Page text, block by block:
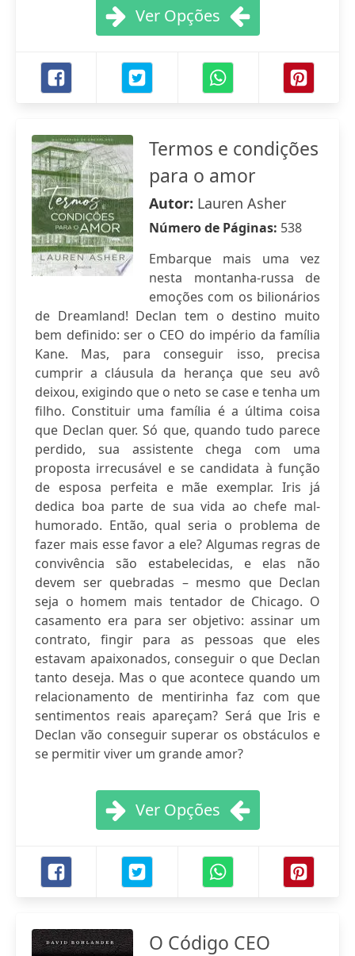
Ver Opções
Termos e condições
para o amor
Autor: Lauren Asher
Número de Páginas: 538
Embarque mais uma vez
nesta montanha-russa de
emoções com os bilionários
de Dreamland! Declan tem o destino muito
bem definido: ser o CEO do império da família
Kane. Mas, para conseguir isso, precisa
cumprir a cláusula da herança que seu avô
deixou, exigindo que o neto se case e tenha um
filho. Constituir uma família é a última coisa
que Declan quer. Só que, quando tudo parece
perdido, sua assistente chega com uma
proposta irrecusável e se candidata à função
de esposa perfeita e mãe exemplar. Iris já
dedica boa parte de sua vida ao chefe mal-
humorado. Então, qual seria o problema de
fazer mais esse favor a ele? Algumas regras de
convivência são estabelecidas, e elas não
devem ser quebradas – mesmo que Declan
seja o homem mais tentador de Chicago. O
casamento era para ser objetivo: assinar um
contrato, fingir para as pessoas que eles
estavam apaixonados, conseguir o que Declan
tanto deseja. Mas o que acontece quando um
relacionamento de mentirinha faz com que
sentimentos reais apareçam? Será que Iris e
Declan vão conseguir superar os obstáculos e
se permitir viver um grande amor?
Ver Opções
O Código CEO